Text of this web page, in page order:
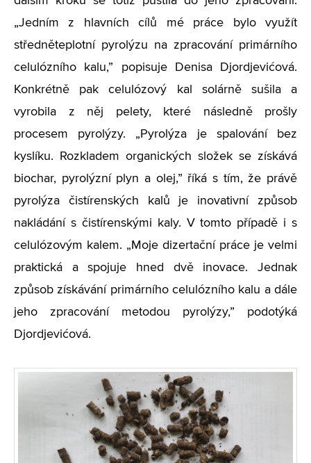
„Jedním z hlavních cílů mé práce bylo využít
středněteplotní pyrolýzu na zpracování primárního
celulózního kalu,” popisuje Denisa Djordjevićová.
Konkrétně pak celulózový kal solárně sušila a
vyrobila z něj pelety, které následně prošly
procesem pyrolýzy. „Pyrolýza je spalování bez
kyslíku. Rozkladem organických složek se získává
biochar, pyrolýzní plyn a olej,” říká s tím, že právě
pyrolýza čistírenských kalů je inovativní způsob
nakládání s čistírenskými kaly. V tomto případě i s
celulózovým kalem. „Moje dizertační práce je velmi
praktická a spojuje hned dvě inovace. Jednak
způsob získávání primárního celulózního kalu a dále
jeho zpracování metodou pyrolýzy,” podotýká
Djordjevićová.